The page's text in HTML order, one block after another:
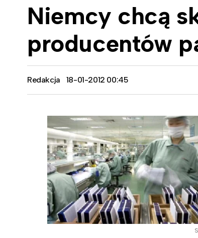
Niemcy chcą
producentów
Redakcja 18-01-2012 00:45